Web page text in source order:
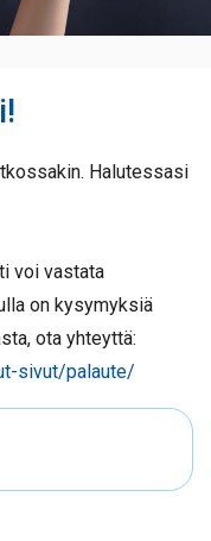
Halutessasi
voi vastata
on kysymyksiä
ota yhteyttä:
sivut/palaute/